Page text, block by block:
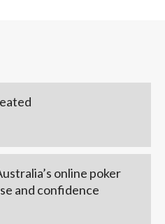
online poker
and confidence